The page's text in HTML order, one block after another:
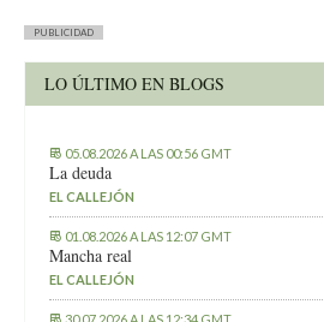
PUBLICIDAD
LO ÚLTIMO EN BLOGS
05.08.2026 A LAS 00:56 GMT
La deuda
EL CALLEJÓN
01.08.2026 A LAS 12:07 GMT
Mancha real
EL CALLEJÓN